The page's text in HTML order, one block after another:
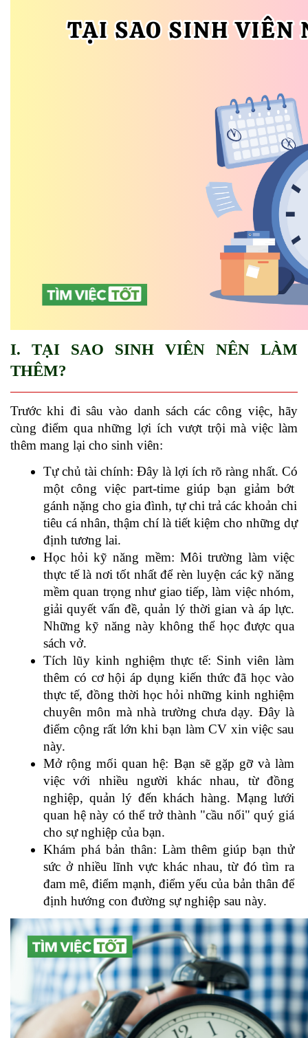
I. TẠI SAO SINH VIÊN NÊN LÀM
THÊM?
Trước khi đi sâu vào danh sách các công việc, hãy
cùng điểm qua những lợi ích vượt trội mà việc làm
thêm mang lại cho sinh viên:
Tự chủ tài chính: Đây là lợi ích rõ ràng nhất. Có
một công việc part-time giúp bạn giảm bớt
gánh nặng cho gia đình, tự chi trả các khoản chi
tiêu cá nhân, thậm chí là tiết kiệm cho những dự
định tương lai.
Học hỏi kỹ năng mềm: Môi trường làm việc
thực tế là nơi tốt nhất để rèn luyện các kỹ năng
mềm quan trọng như giao tiếp, làm việc nhóm,
giải quyết vấn đề, quản lý thời gian và áp lực.
Những kỹ năng này không thể học được qua
sách vở.
Tích lũy kinh nghiệm thực tế: Sinh viên làm
thêm có cơ hội áp dụng kiến thức đã học vào
thực tế, đồng thời học hỏi những kinh nghiệm
chuyên môn mà nhà trường chưa dạy. Đây là
điểm cộng rất lớn khi bạn làm CV xin việc sau
này.
Mở rộng mối quan hệ: Bạn sẽ gặp gỡ và làm
việc với nhiều người khác nhau, từ đồng
nghiệp, quản lý đến khách hàng. Mạng lưới
quan hệ này có thể trở thành "cầu nối" quý giá
cho sự nghiệp của bạn.
Khám phá bản thân: Làm thêm giúp bạn thử
sức ở nhiều lĩnh vực khác nhau, từ đó tìm ra
đam mê, điểm mạnh, điểm yếu của bản thân để
định hướng con đường sự nghiệp sau này.